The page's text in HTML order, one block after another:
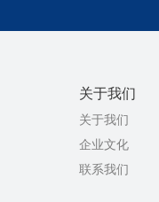
关于我们
关于我们
企业文化
联系我们